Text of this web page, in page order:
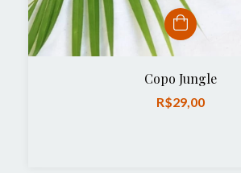
Copo Jungle
R$29,00